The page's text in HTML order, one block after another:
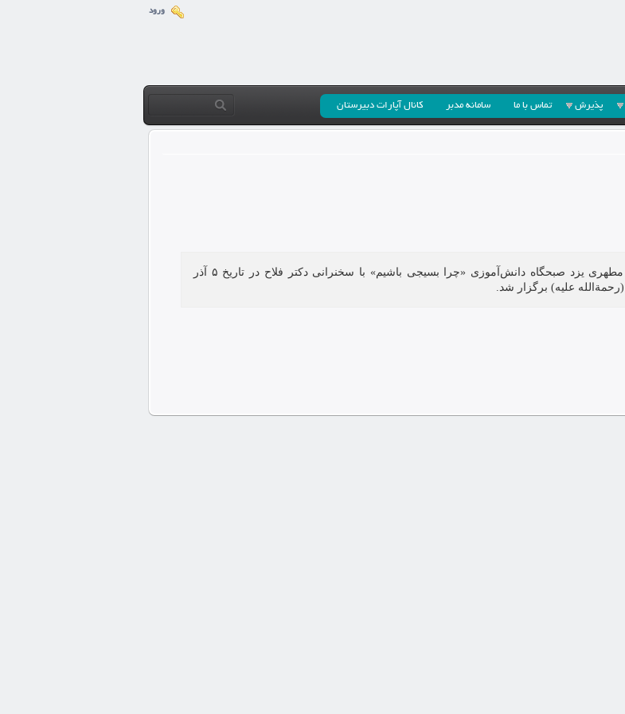
ورود
پذیرش تماس با ما سامانه مدبر کانال آپارات دبیرستان
به همت دبیرستان دخترانه علوم و معارف اسلامی شهید مطهری یزد صبحگاه دانش‌آموزی «چرا بسیجی باشیم» با سخنرانی دکتر فلاح در تاریخ ۵ آذر